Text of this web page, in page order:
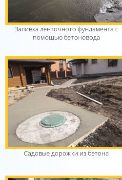
Заливка ленточного фундамента с
помощью бетоновода
Садовые дорожки из бетона